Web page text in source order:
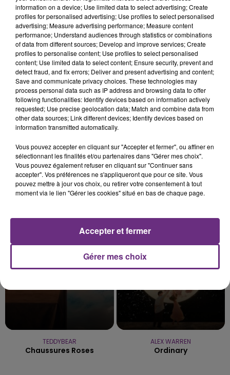
L'INSPECTION DU TRAVAIL RAPPELLE À
L'ORDRE SUR LES CONDITIONS DE...
Alors que les dates de début des vendange 2026
s'est avéré être plus précoce que prévu,
l'inspection du Travail en profite pour rappeler
les conditions de...
TITRES DIFFUSÉS
5h03
5h03 5h00
5h00
TEDDYBEAR
Chaussures Roses
4h54
4h54
ALEX WARREN
Ordinary
information on a device; Use limited data to select advertising; Create
profiles for personalised advertising; Use profiles to select personalised
advertising; Measure advertising performance; Measure content
performance; Understand audiences through statistics or combinations
of data from different sources; Develop and improve services; Create
profiles to personalise content; Use profiles to select personalised
content; Use limited data to select content; Ensure security, prevent and
detect fraud, and fix errors; Deliver and present advertising and content;
Save and communicate privacy choices. These technologies may
process personal data such as IP address and browsing data to offer
following functionalities: Identify devices based on information actively
requested; Use precise geolocation data; Match and combine data from
other data sources; Link different devices; Identify devices based on
information transmitted automatically.
Vous pouvez accepter en cliquant sur "Accepter et fermer", ou affiner en
sélectionnant les finalités et/ou partenaires dans "Gérer mes choix".
Vous pouvez également refuser en cliquant sur "Continuer sans
accepter". Vos préférences ne s'appliqueront que pour ce site. Vous
pouvez mettre à jour vos choix, ou retirer votre consentement à tout
moment via le lien "Gérer les cookies" situé en bas de chaque page.
Gérer mes choix
Accepter et fermer